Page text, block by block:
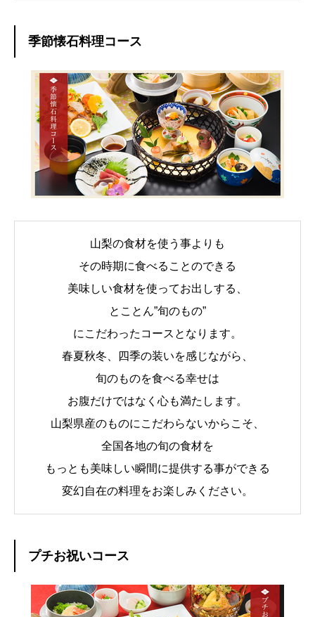
季節懐石料理コース
山梨の食材を使う事よりも
その時期に食べることのできる
美味しい食材を使ってお出しする、
とことん”旬のもの”
にこだわったコースとなります。
春夏秋冬、四季の装いを感じながら、
旬のものを食べる幸せは
お腹だけではなく心も満たします。
山梨県産のものにこだわらないからこそ、
全国各地の旬の食材を
もっとも美味しい瞬間に提供する事ができる
変幻自在の料理をお楽しみください。
プチお祝いコース